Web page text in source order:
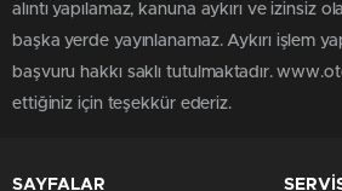
alıntı yapılamaz, kanuna aykırı ve izinsiz
başka yerde yayınlanamaz. Aykırı işlem
başvuru hakkı saklı tutulmaktadır.
ettiğiniz için teşekkür ederiz.
SAYFALAR